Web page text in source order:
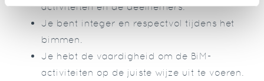
activiteiten en de deelnemers.
Je bent integer en respectvol tijdens het
bimmen.
Je hebt de vaardigheid om de BiM-
activiteiten op de juiste wijze uit te voeren.